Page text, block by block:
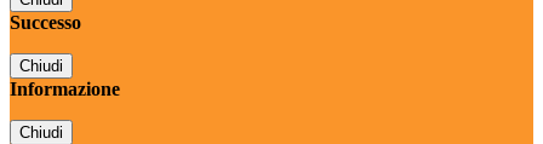
Successo
Chiudi
Informazione
Chiudi